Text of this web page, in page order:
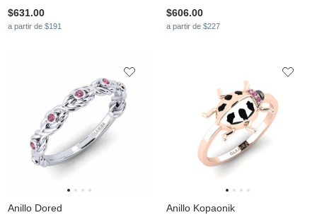
$631.00
a partir de $191
$606.00
a partir de $227
Anillo Dored Anillo Kopaonik